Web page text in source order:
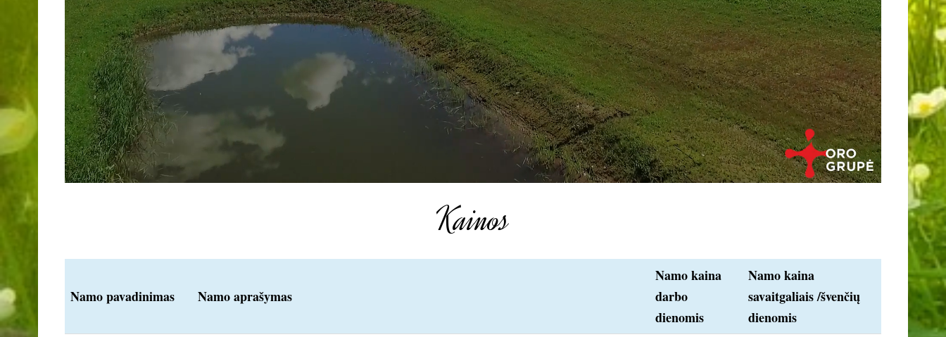
Kainos
Namo pavadinimas Namo aprašymas
Namo kaina
darbo
dienomis
Namo kaina
savaitgaliais /švenčių
dienomis